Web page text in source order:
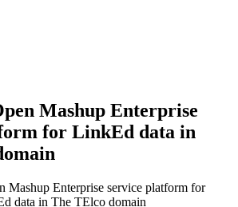
Mashup Enterprise
for LinkEd data in